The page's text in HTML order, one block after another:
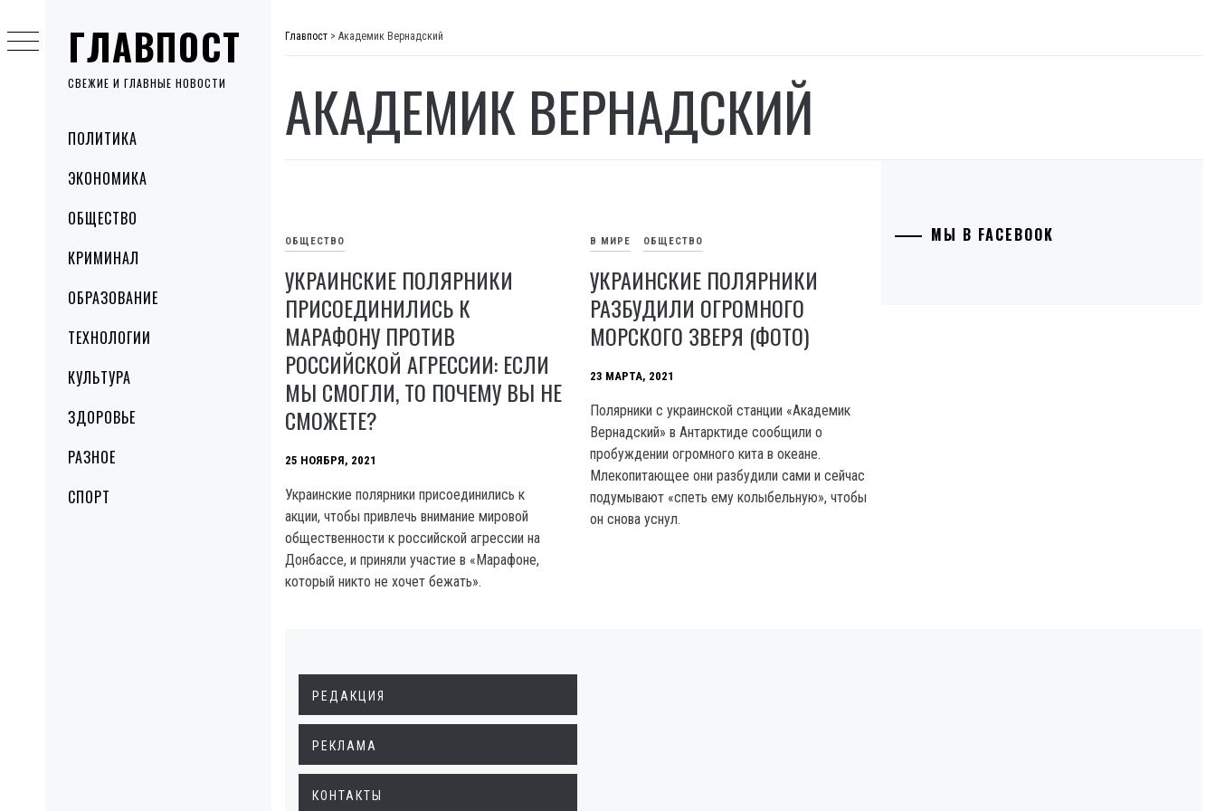
ГЛАВПОСТ
СВЕЖИЕ И ГЛАВНЫЕ НОВОСТИ
MenuПОЛИТИКА
ЭКОНОМИКА
ОБЩЕСТВО
КРИМИНАЛ
ОБРАЗОВАНИЕ
ТЕХНОЛОГИИ
КУЛЬТУРА
ЗДОРОВЬЕ
РАЗНОЕ
СПОРТ
to
content
Главпост > Академик Вернадский
АКАДЕМИК ВЕРНАДСКИЙ
ОБЩЕСТВО
УКРАИНСКИЕ ПОЛЯРНИКИ
ПРИСОЕДИНИЛИСЬ К
МАРАФОНУ ПРОТИВ
РОССИЙСКОЙ АГРЕССИИ: ЕСЛИ
МЫ СМОГЛИ, ТО ПОЧЕМУ ВЫ НЕ
СМОЖЕТЕ?
25 НОЯБРЯ, 2021
Украинские полярники присоединились к
акции, чтобы привлечь внимание мировой
общественности к российской агрессии на
Донбассе, и приняли участие в «Марафоне,
который никто не хочет бежать».
В МИРЕ ОБЩЕСТВО
УКРАИНСКИЕ ПОЛЯРНИКИ
РАЗБУДИЛИ ОГРОМНОГО
МОРСКОГО ЗВЕРЯ (ФОТО)
23 МАРТА, 2021
Полярники с украинской станции «Академик
Вернадский» в Антарктиде сообщили о
пробуждении огромного кита в океане.
Млекопитающее они разбудили сами и сейчас
подумывают «спеть ему колыбельную», чтобы
он снова уснул.
МЫ В FACEBOOK
РЕДАКЦИЯ
РЕКЛАМА
КОНТАКТЫ